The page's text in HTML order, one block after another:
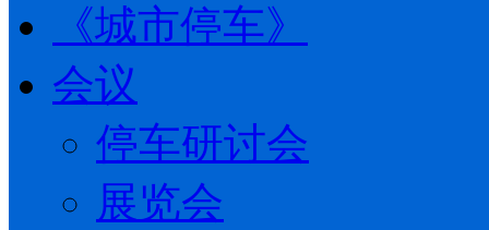
《城市停车》
会议
停车研讨会
展览会